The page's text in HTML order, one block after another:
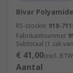
Reverse
Stacking
Standard
PCB supports
Bivar
RS-stocknr. 918-
Fabrikantnummer
Subtotaal (1 zak
€ 41,00(excl.
Aantal